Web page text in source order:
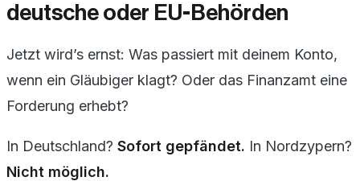
deutsche oder EU-Behörden
Jetzt wird’s ernst: Was passiert mit deinem Konto,
wenn ein Gläubiger klagt? Oder das Finanzamt eine
Forderung erhebt?
In Deutschland? Sofort gepfändet. In Nordzypern?
Nicht möglich.